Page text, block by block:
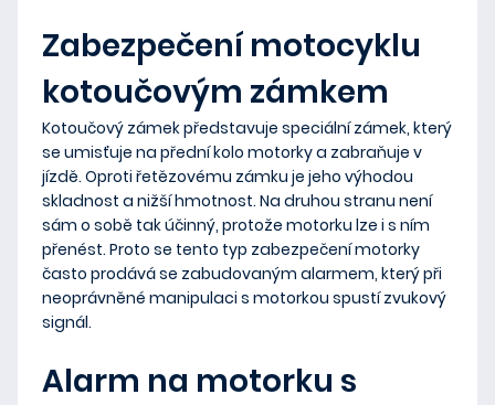
Zabezpečení motocyklu
kotoučovým zámkem
Kotoučový zámek představuje speciální zámek, který
se umisťujena přední kolo motorkya zabraňuje v
jízdě. Oproti řetězovému zámku je jeho výhodou
skladnost a nižší hmotnost. Na druhou stranunení
sám o sobě tak účinný, protože motorku lze i s ním
přenést. Proto se tento typ zabezpečení motorky
často prodáváse zabudovaným alarmem, který při
neoprávněné manipulaci s motorkou spustí zvukový
signál.
Alarm na motorku s